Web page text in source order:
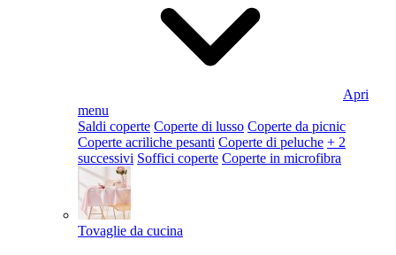
Apri
menu
Saldi coperte Coperte di lusso Coperte da picnic
Coperte acriliche pesanti Coperte di peluche + 2
successivi Soffici coperte Coperte in microfibra
Tovaglie da cucina